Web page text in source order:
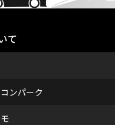
て
ンパーク